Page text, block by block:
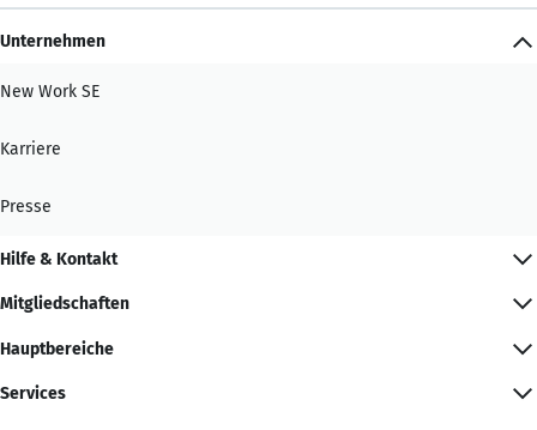
Unternehmen
New Work SE
Karriere
Presse
Hilfe & Kontakt
Mitgliedschaften
Hauptbereiche
Services